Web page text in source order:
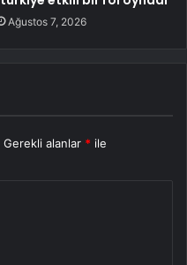
Ağustos 7, 2026
Gerekli alanlar * ile